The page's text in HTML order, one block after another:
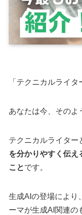
「テクニカルライ
あなたは今、そのよ
テクニカルライター
を分かりやすく伝え
ことです。
生成AIの登場により
ーマが生成AI関連の